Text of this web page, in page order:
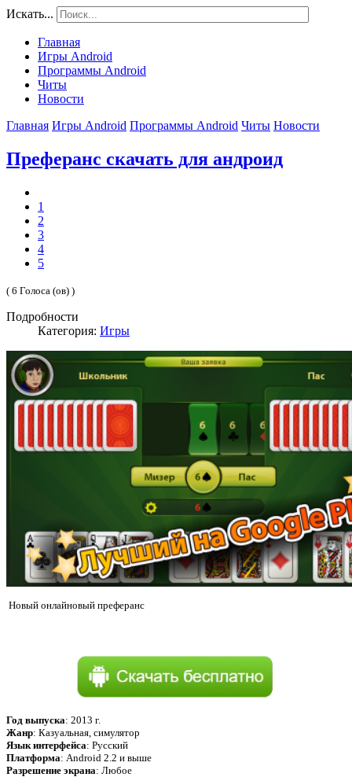
Искать...
Главная
Игры Android
Программы Android
Читы
Новости
Главная Игры Android Программы Android Читы Новости
Преферанс скачать для андроид
1
2
3
4
5
( 6 Голоса (ов) )
Подробности
Категория: Игры
Новый онлайновый преферанс
Год выпуска: 2013 г.
Жанр: Казуальная, симулятор
Язык интерфейса: Русский
Платформа: Android 2.2 и выше
Разрешение экрана: Любое